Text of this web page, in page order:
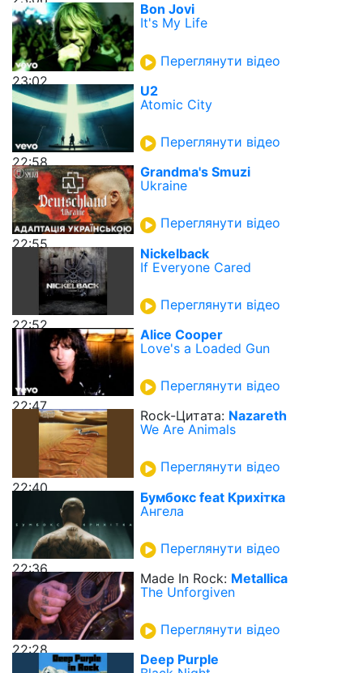
23:02
Bon Jovi
It's My Life
Переглянути відео
22:58
U2
Atomic City
Переглянути відео
22:55
Grandma's Smuzi
Ukraine
Переглянути відео
22:52
Nickelback
If Everyone Cared
Переглянути відео
22:47
Alice Cooper
Love's a Loaded Gun
Переглянути відео
22:40
Rock-Цитата: Nazareth
We Are Animals
Переглянути відео
22:36
Бумбокс feat Крихiтка
Ангела
Переглянути відео
22:28
Made In Rock: Metallica
The Unforgiven
Переглянути відео
Deep Purple